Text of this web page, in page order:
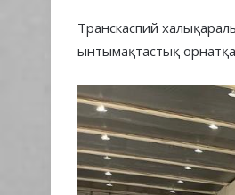
Транскаспий
ынтымақтастық